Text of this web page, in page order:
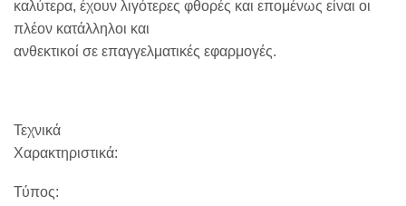
καλύτερα, έχουν λιγότερες φθορές και επομένως είναι οι
πλέον κατάλληλοι και
ανθεκτικοί σε επαγγελματικές εφαρμογές.
Τεχνικά
Χαρακτηριστικά:
Τύπος: